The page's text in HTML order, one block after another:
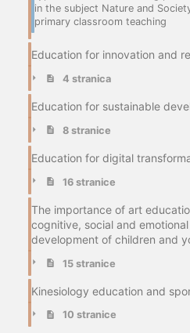
in the subject Nature and
primary classroom teaching
Education for innovation and
4 stranica
Education for sustainable
8 stranice
Education for digital
16 stranice
The importance of art
cognitive, social and emotional
development of children and
15 stranice
Kinesiology education and
10 stranice